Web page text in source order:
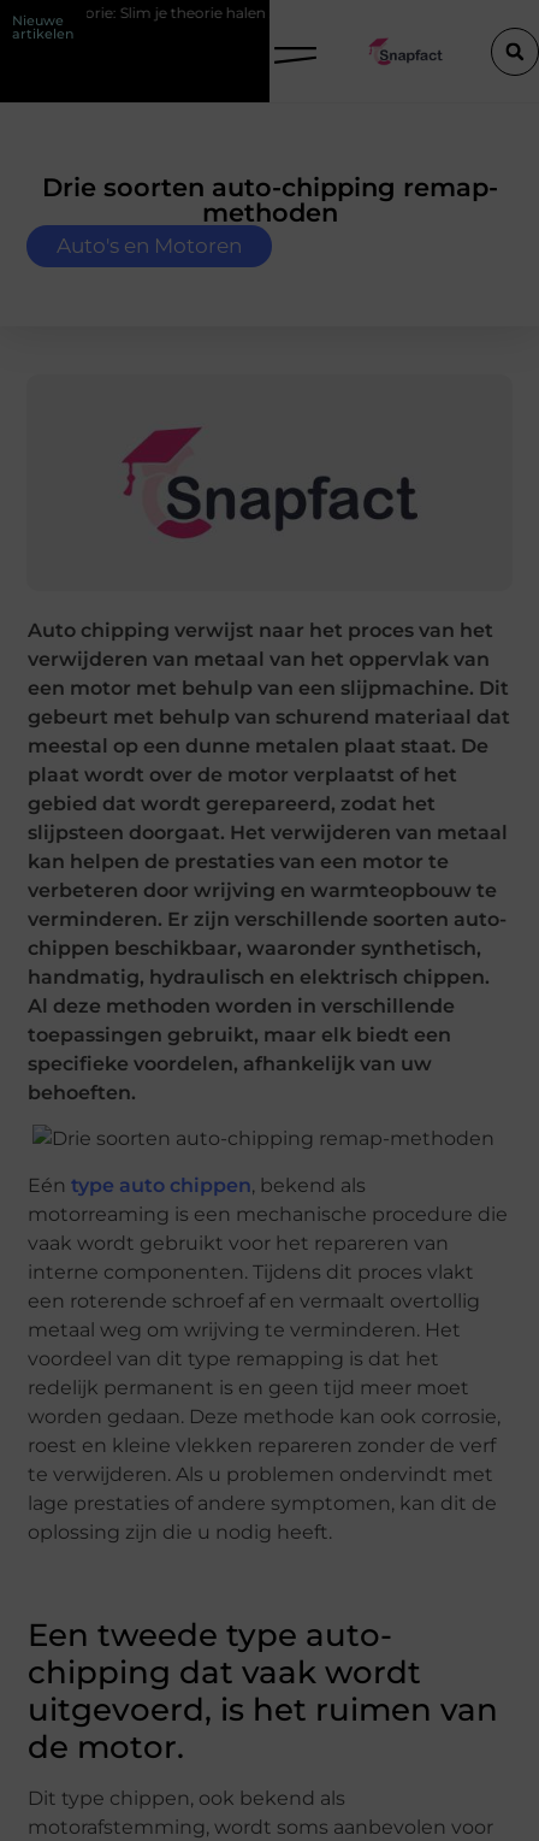
Nieuwe
artikelen
theorie halen zonder eindeloos blokken
Drie soorten auto-chipping remap-
methoden
Auto's en Motoren
Auto chipping verwijst naar het proces van het
verwijderen van metaal van het oppervlak van
een motor met behulp van een slijpmachine. Dit
gebeurt met behulp van schurend materiaal dat
meestal op een dunne metalen plaat staat. De
plaat wordt over de motor verplaatst of het
gebied dat wordt gerepareerd, zodat het
slijpsteen doorgaat. Het verwijderen van metaal
kan helpen de prestaties van een motor te
verbeteren door wrijving en warmteopbouw te
verminderen. Er zijn verschillende soorten auto-
chippen beschikbaar, waaronder synthetisch,
handmatig, hydraulisch en elektrisch chippen.
Al deze methoden worden in verschillende
toepassingen gebruikt, maar elk biedt een
specifieke voordelen, afhankelijk van uw
behoeften.
Eéntype auto chippen, bekend als
motorreaming is een mechanische procedure die
vaak wordt gebruikt voor het repareren van
interne componenten. Tijdens dit proces vlakt
een roterende schroef af en vermaalt overtollig
metaal weg om wrijving te verminderen. Het
voordeel van dit type remapping is dat het
redelijk permanent is en geen tijd meer moet
worden gedaan. Deze methode kan ook corrosie,
roest en kleine vlekken repareren zonder de verf
te verwijderen. Als u problemen ondervindt met
lage prestaties of andere symptomen, kan dit de
oplossing zijn die u nodig heeft.
Een tweede type auto-
chipping dat vaak wordt
uitgevoerd, is het ruimen van
de motor.
Dit type chippen, ook bekend als
motorafstemming, wordt soms aanbevolen voor